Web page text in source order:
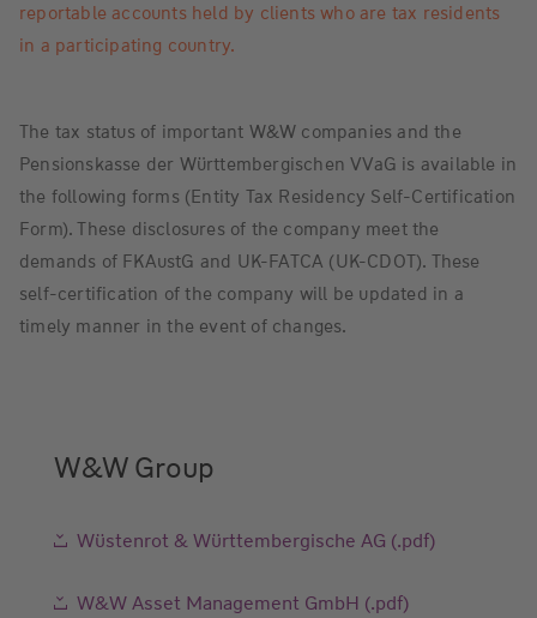
reportable accounts held by clients who are tax residents
in a participating country.
The tax status of important W&W companies and the
Pensionskasse der Württembergischen VVaG is available in
the following forms (Entity Tax Residency Self-Certification
Form). These disclosures of the company meet the
demands of FKAustG and UK-FATCA (UK-CDOT). These
self-certification of the company will be updated in a
timely manner in the event of changes.
W&W Group
Wüstenrot & Württembergische AG (.pdf)
W&W Asset Management GmbH (.pdf)